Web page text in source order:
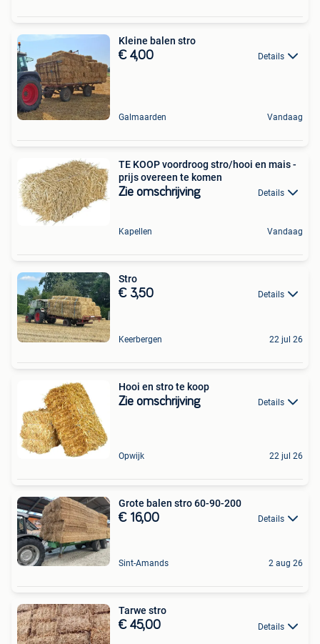
Kleine balen stro
€ 4,00 Details
Galmaarden Vandaag
TE KOOP voordroog stro/hooi en mais -
prijs overeen te komen
Zie omschrijving Details
Kapellen Vandaag
Stro
€ 3,50 Details
Keerbergen 22 jul 26
Hooi en stro te koop
Zie omschrijving Details
Opwijk 22 jul 26
Grote balen stro 60-90-200
€ 16,00 Details
Sint-Amands 2 aug 26
Tarwe stro
€ 45,00 Details